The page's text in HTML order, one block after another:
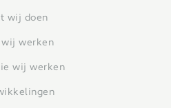
wij doen
wij werken
wij werken